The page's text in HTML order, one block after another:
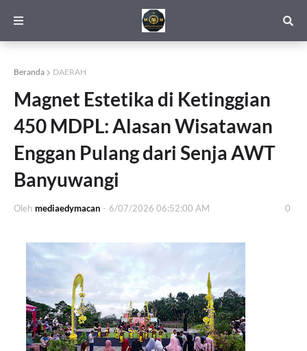
Beranda DAERAH
Magnet Estetika di Ketinggian
450 MDPL: Alasan Wisatawan
Enggan Pulang dari Senja AWT
Banyuwangi
Oleh mediaedymacan - 6/07/2026 06:52:00 AM 0